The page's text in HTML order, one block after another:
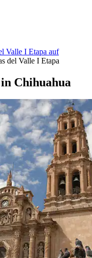
Valle I Etapa auf
Chihuahua